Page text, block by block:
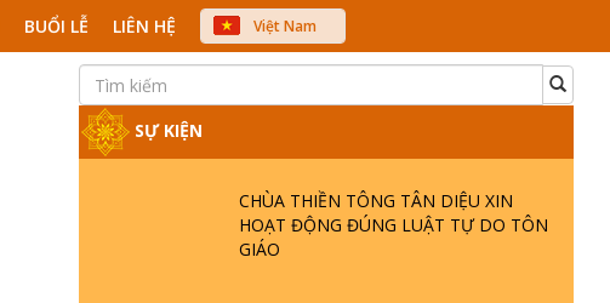
BUỔI LỄ LIÊN HỆ
Việt Nam
中文
SỰ KIỆN
CHÙA THIỀN TÔNG TÂN DIỆU XIN
HOẠT ĐỘNG ĐÚNG LUẬT TỰ DO TÔN
GIÁO